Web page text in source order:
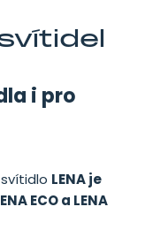
i pro
LENA je
ECO a LENA